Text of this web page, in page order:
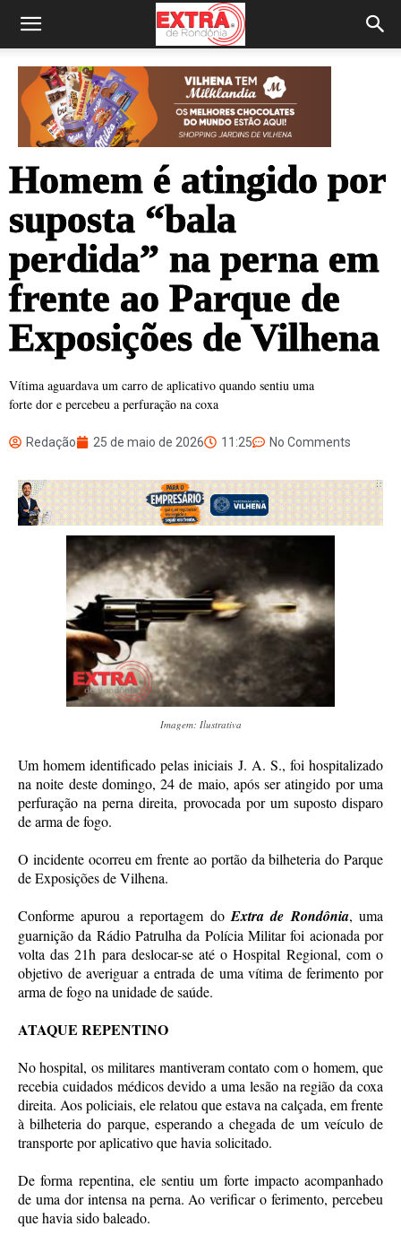
Homem é atingido por
suposta “bala
perdida” na perna em
frente ao Parque de
Exposições de Vilhena
Vítima aguardava um carro de aplicativo quando sentiu uma
forte dor e percebeu a perfuração na coxa
Redação 25 de maio de 2026 11:25 No Comments
Imagem: Ilustrativa
Um homem identificado pelas iniciais J. A. S., foi hospitalizado
na noite deste domingo, 24 de maio, após ser atingido por uma
perfuração na perna direita, provocada por um suposto disparo
de arma de fogo.
O incidente ocorreu em frente ao portão da bilheteria do Parque
de Exposições de Vilhena.
Conforme apurou a reportagem do Extra de Rondônia, uma
guarnição da Rádio Patrulha da Polícia Militar foi acionada por
volta das 21h para deslocar-se até o Hospital Regional, com o
objetivo de averiguar a entrada de uma vítima de ferimento por
arma de fogo na unidade de saúde.
ATAQUE REPENTINO
No hospital, os militares mantiveram contato com o homem, que
recebia cuidados médicos devido a uma lesão na região da coxa
direita. Aos policiais, ele relatou que estava na calçada, em frente
à bilheteria do parque, esperando a chegada de um veículo de
transporte por aplicativo que havia solicitado.
De forma repentina, ele sentiu um forte impacto acompanhado
de uma dor intensa na perna. Ao verificar o ferimento, percebeu
que havia sido baleado.